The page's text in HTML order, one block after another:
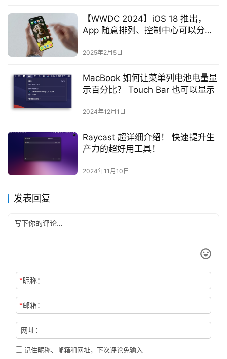
【WWDC 2024】iOS 18 推出，
App 随意排列、控制中心可以分
App
2025年2月5日
MacBook 如何让菜单列电池电量显
示百分比？ Touch Bar 也可以显示
2024年12月1日
Raycast 超详细介绍！ 快速提升生
产力的超好用工具！
2024年11月10日
发表回复
*昵称：
*邮箱：
网址：
记住昵称、邮箱和网址，下次评论免输入